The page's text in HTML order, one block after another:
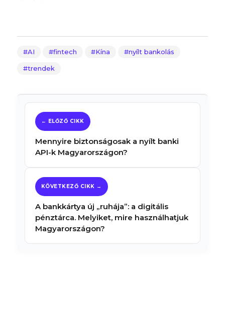
AI fintech Kína nyílt bankolás
trendek
Mennyire biztonságosak a nyílt banki
API-k Magyarországon?
A bankkártya új „ruhája”: a digitális
pénztárca. Melyiket, mire használhatjuk
Magyarországon?